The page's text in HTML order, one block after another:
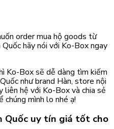
order mua hộ goods từ
hãy nói với Ko-Box ngay
Ko-Box sẽ dễ dàng tìm kiếm
như brand Hàn, store nội
liên hệ với Ko-Box và chia sẻ
chúng mình lo nhé ạ!
Quốc uy tín giá tốt cho